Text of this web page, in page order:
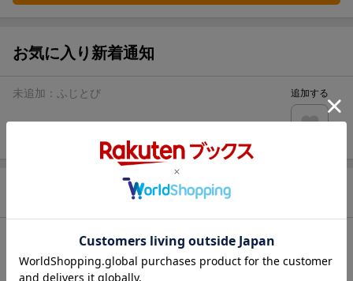
お気に入り新着通知
未追加： ふじとび 追加する
2018年02月23日
著者／編集 ふじとび(著)